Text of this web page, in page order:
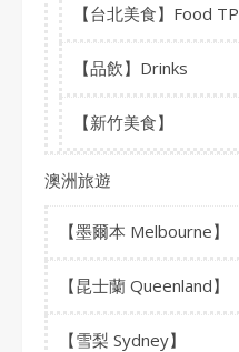
【台北美食】Food TP
【品飲】Drinks
【新竹美食】
澳洲旅遊
【墨爾本 Melbourne】
【昆士蘭 Queenland】
【雪梨 Sydney】